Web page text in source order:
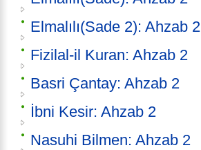
Elmalılı(Sade 2): Ahzab 2
Fizilal-il Kuran: Ahzab 2
Basri Çantay: Ahzab 2
İbni Kesir: Ahzab 2
Nasuhi Bilmen: Ahzab 2